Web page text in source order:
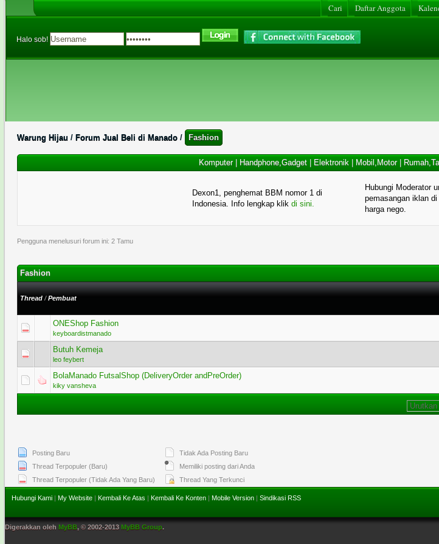
Cari Daftar Anggota
Halo sob!
Warung Hijau / Forum Jual Beli di Manado / Fashion
Komputer| Handphone,Gadget Elektronik Mobil,Motor|
Dexon1, penghemat BBM nomor 1 di
Indonesia. Info lengkap klikdi sini.
Hubungi Moderator
pemasangan iklan
harga nego.
Pengguna menelusuri forum ini: 2 Tamu
Fashion
Thread /Pembuat
ONEShop Fashion
keyboardistmanado
Butuh Kemeja
leo feybert
BolaManado FutsalShop (DeliveryOrder andPreOrder)
kiky vansheva
Posting Baru
Thread Terpopuler (Baru)
Thread Terpopuler (Tidak Ada Yang Baru)
Tidak Ada Posting Baru
Memiliki posting dari Anda
Thread Yang Terkunci
Hubungi Kami | My Website | Kembali Ke Atas | Kembali Ke Konten | Mobile Version | Sindikasi RSS
Digerakkan oleh MyBB, © 2002-2013 MyBB Group.